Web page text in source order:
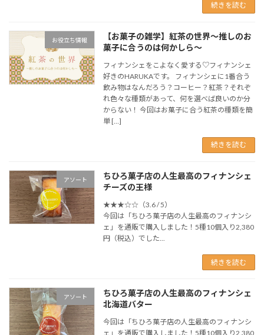
続きを読む
お役立ち情報
【お菓子の雑学】紅茶の世界〜推しのお
菓子に合うのは何かしら〜
フィナンシェをこよなく愛する♡フィナンシェ
好きのHARUKAです。 フィナンシェに1番合う
飲み物はなんだろう？コーヒー？紅茶？それぞ
れ色々な種類があって、何を選べば良いのか分
からない！ 今回はお菓子に合う紅茶の種類を簡
単 […]
続きを読む
アソート
ちひろ菓子店の人生最高のフィナンシェ
チーズの王様
★★★☆☆（3.6 / 5）
今回は「ちひろ菓子店の人生最高のフィナンシ
ェ」を通販で購入しました！5種10個入り2,380
円（税込）でした...
続きを読む
アソート
ちひろ菓子店の人生最高のフィナンシェ
北海道バター
今回は「ちひろ菓子店の人生最高のフィナンシ
ェ」を通販で購入しました！5種10個入り2,380